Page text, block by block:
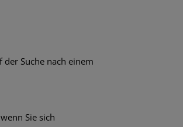
Suche nach einem
Sie sich